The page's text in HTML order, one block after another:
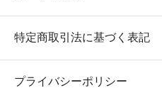
特定商取引法に基づく表記
プライバシーポリシー